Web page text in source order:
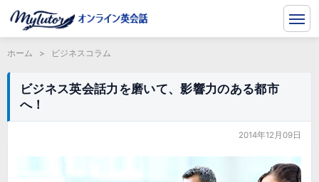
ホーム > ビジネスコラム
ビジネス英会話力を磨いて、影響力のある都市
へ！
2014年12月09日